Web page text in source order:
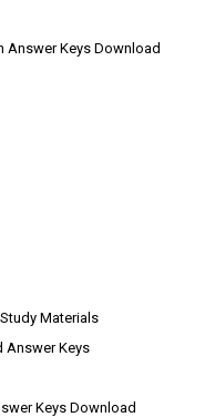
Answer Keys Download
Materials
Answer Keys
Keys Download